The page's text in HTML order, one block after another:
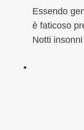
Essendo
è faticoso
Notti